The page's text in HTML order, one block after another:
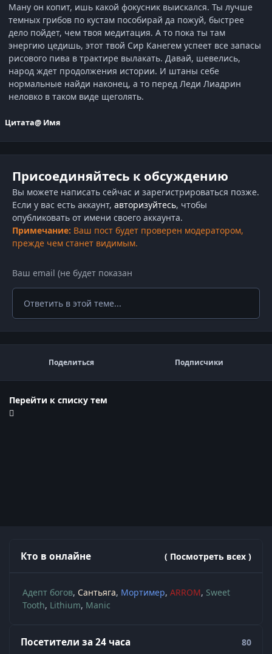
Ману он копит, ишь какой фокусник выискался. Ты лучше
темных грибов по кустам пособирай да пожуй, быстрее
дело пойдет, чем твоя медитация. А то пока ты там
энергию цедишь, этот твой Сир Канегем успеет все запасы
рисового пива в трактире вылакать. Давай, шевелись,
народ ждет продолжения истории. И штаны себе
нормальные найди наконец, а то перед Леди Лиадрин
неловко в таком виде щеголять.
Цитата@ Имя
Присоединяйтесь к обсуждению
Вы можете написать сейчас и зарегистрироваться позже.
Если у вас есть аккаунт, авторизуйтесь, чтобы
опубликовать от имени своего аккаунта.
Примечание: Ваш пост будет проверен модератором,
прежде чем станет видимым.
Ответить в этой теме...
Поделиться Подписчики
Перейти к списку тем
Кто в онлайне ( Посмотреть всех )
Адепт богов Сантьяга Мортимер ARROM Sweet
Tooth Lithium Manic
Посетители за 24 часа 80